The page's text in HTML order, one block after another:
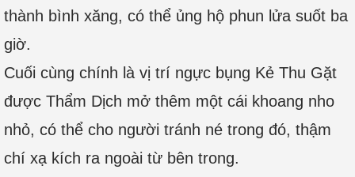
thành bình xăng, có thể ủng hộ phun lửa suốt ba
giờ.
Cuối cùng chính là vị trí ngực bụng Kẻ Thu Gặt
được Thẩm Dịch mở thêm một cái khoang nho
nhỏ, có thể cho người tránh né trong đó, thậm
chí xạ kích ra ngoài từ bên trong.